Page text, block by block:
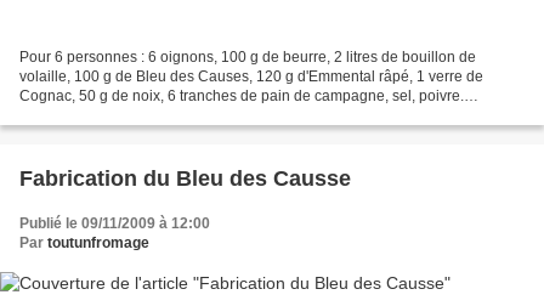
Pour 6 personnes : 6 oignons, 100 g de beurre, 2 litres de bouillon de
volaille, 100 g de Bleu des Causes, 120 g d'Emmental râpé, 1 verre de
Cognac, 50 g de noix, 6 tranches de pain de campagne, sel, poivre.
Fabrication du Bleu des Causse
Publié le 09/11/2009 à 12:00
Par toutunfromage